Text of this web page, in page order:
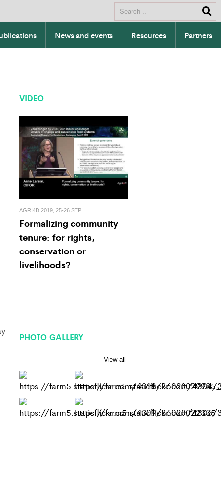
News and events Resources Partners
VIDEO
AGRI4D 2019, 25-26 SEP
Formalizing community
tenure: for rights,
conservation or
livelihoods?
PHOTO GALLERY
View all